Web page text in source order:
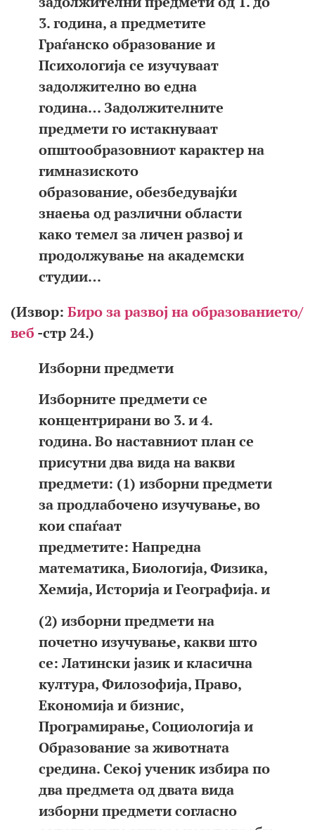
3. година, а предметите
Граѓанско образование и
Психологија се изучуваат
задолжително во една
година… Задолжителните
предмети го истакнуваат
општообразовниот карактер на
гимназиското
образование, обезбедувајќи
знаења од различни области
како темел за личен развој и
продолжување на академски
студии…
(Извор: Биро за развој на образованието/
веб -стр 24.)
Изборни предмети
Изборните предмети се
концентрирани во 3. и 4.
година. Во наставниот план се
присутни два вида на вакви
предмети: (1) изборни предмети
за продлабочено изучување, во
кои спаѓаат
предметите: Напредна
математика, Биологија, Физика,
Хемија, Историја и Географија. и
(2) изборни предмети на
почетно изучување, какви што
се: Латински јазик и класична
култура, Филозофија, Право,
Економија и бизнис,
Програмирање, Социологија и
Образование за животната
средина. Секој ученик избира по
два предмета од двата вида
изборни предмети согласно